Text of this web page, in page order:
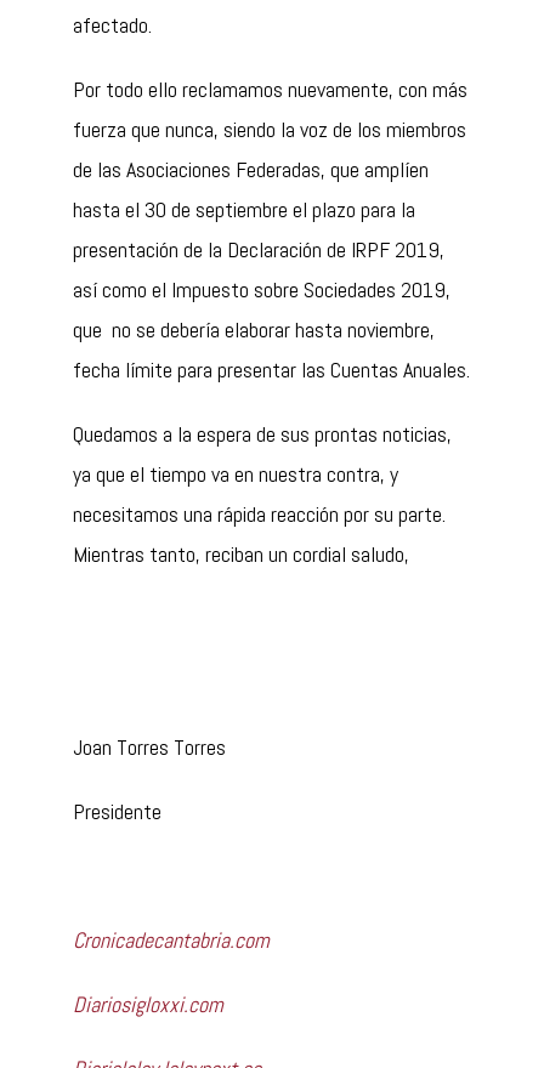
afectado.
Por todo ello reclamamos nuevamente, con más
fuerza que nunca, siendo la voz de los miembros
de las Asociaciones Federadas, que amplíen
hasta el 30 de septiembre el plazo para la
presentación de la Declaración de IRPF 2019,
así como el Impuesto sobre Sociedades 2019,
que no se debería elaborar hasta noviembre,
fecha límite para presentar las Cuentas Anuales.
Quedamos a la espera de sus prontas noticias,
ya que el tiempo va en nuestra contra, y
necesitamos una rápida reacción por su parte.
Mientras tanto, reciban un cordial saludo,
Joan Torres Torres
Presidente
Cronicadecantabria.com
Diariosigloxxi.com